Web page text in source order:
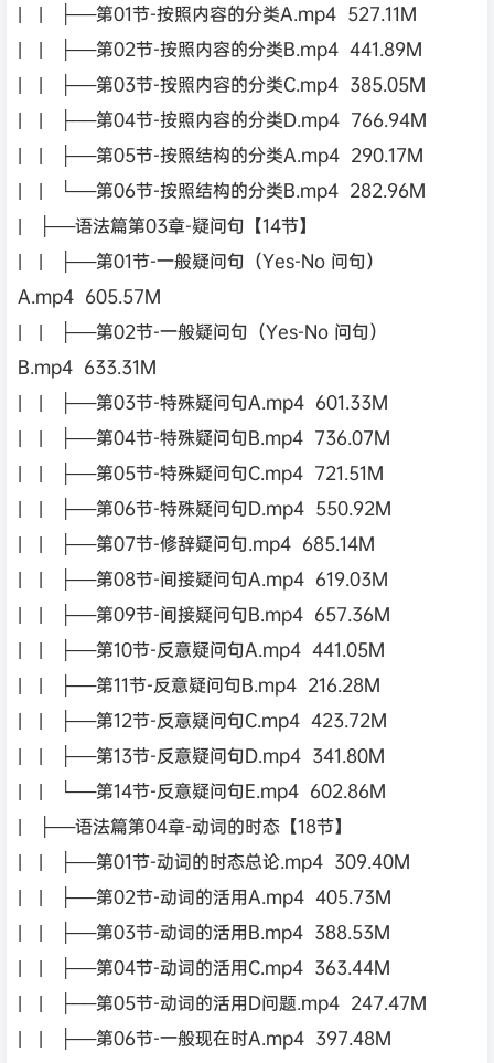
| | ├──第01节-按照内容的分类A.mp4 527.11M
| | ├──第02节-按照内容的分类B.mp4 441.89M
| | ├──第03节-按照内容的分类C.mp4 385.05M
| | ├──第04节-按照内容的分类D.mp4 766.94M
| | ├──第05节-按照结构的分类A.mp4 290.17M
| | └──第06节-按照结构的分类B.mp4 282.96M
| ├──语法篇第03章-疑问句【14节】
| | ├──第01节-一般疑问句（Yes-No 问句）
A.mp4 605.57M
| | ├──第02节-一般疑问句（Yes-No 问句）
B.mp4 633.31M
| | ├──第03节-特殊疑问句A.mp4 601.33M
| | ├──第04节-特殊疑问句B.mp4 736.07M
| | ├──第05节-特殊疑问句C.mp4 721.51M
| | ├──第06节-特殊疑问句D.mp4 550.92M
| | ├──第07节-修辞疑问句.mp4 685.14M
| | ├──第08节-间接疑问句A.mp4 619.03M
| | ├──第09节-间接疑问句B.mp4 657.36M
| | ├──第10节-反意疑问句A.mp4 441.05M
| | ├──第11节-反意疑问句B.mp4 216.28M
| | ├──第12节-反意疑问句C.mp4 423.72M
| | ├──第13节-反意疑问句D.mp4 341.80M
| | └──第14节-反意疑问句E.mp4 602.86M
| ├──语法篇第04章-动词的时态【18节】
| | ├──第01节-动词的时态总论.mp4 309.40M
| | ├──第02节-动词的活用A.mp4 405.73M
| | ├──第03节-动词的活用B.mp4 388.53M
| | ├──第04节-动词的活用C.mp4 363.44M
| | ├──第05节-动词的活用D问题.mp4 247.47M
| | ├──第06节-一般现在时A.mp4 397.48M